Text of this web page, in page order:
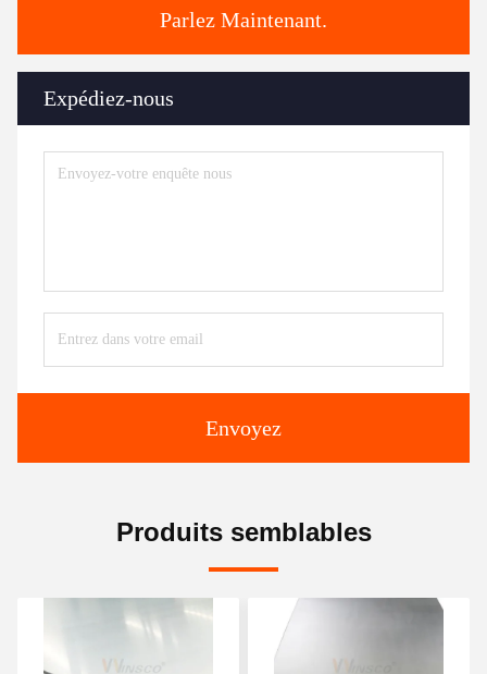
Parlez Maintenant.
Expédiez-nous
Envoyez
Produits semblables